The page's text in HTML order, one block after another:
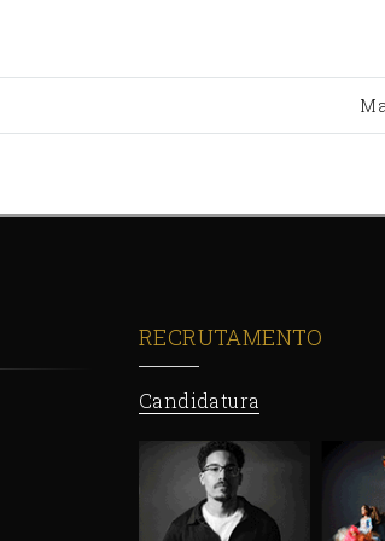
RECRUTAMENTO
Candidatura